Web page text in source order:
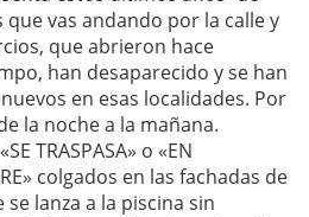
que vas andando por la calle y
que abrieron hace
han desaparecido y se han
en esas localidades. Por
la noche a la mañana.
TRASPASA» o «EN
colgados en las fachadas de
lanza a la piscina sin